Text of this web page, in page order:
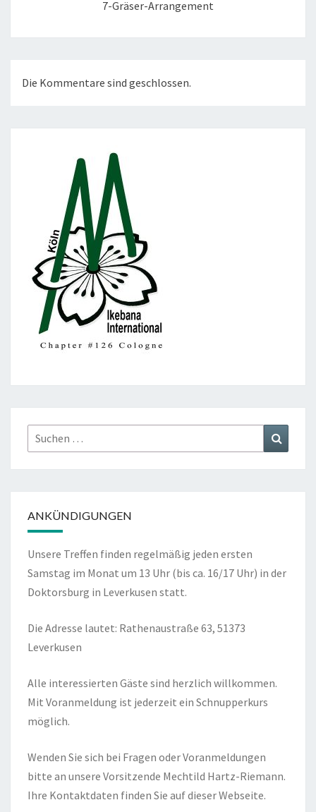
7-Gräser-Arrangement
Die Kommentare sind geschlossen.
Suchen
nach:
ANKÜNDIGUNGEN
Unsere Treffen finden regelmäßig jeden ersten
Samstag im Monat um 13 Uhr (bis ca. 16/17 Uhr) in der
Doktorsburg in Leverkusen statt.
Die Adresse lautet: Rathenaustraße 63, 51373
Leverkusen
Alle interessierten Gäste sind herzlich willkommen.
Mit Voranmeldung ist jederzeit ein Schnupperkurs
möglich.
Wenden Sie sich bei Fragen oder Voranmeldungen
bitte an unsere Vorsitzende Mechtild Hartz-Riemann.
Ihre Kontaktdaten finden Sie auf dieser Webseite.